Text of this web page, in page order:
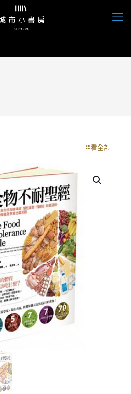
看全部